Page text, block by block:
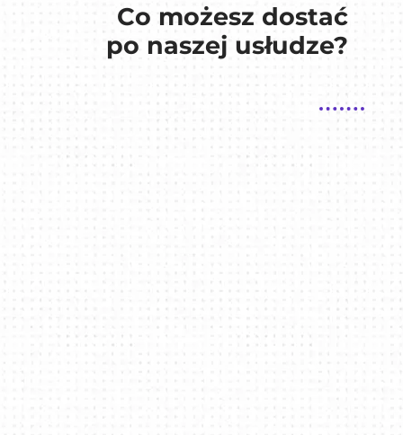
Co możesz dostać
po naszej usłudze?